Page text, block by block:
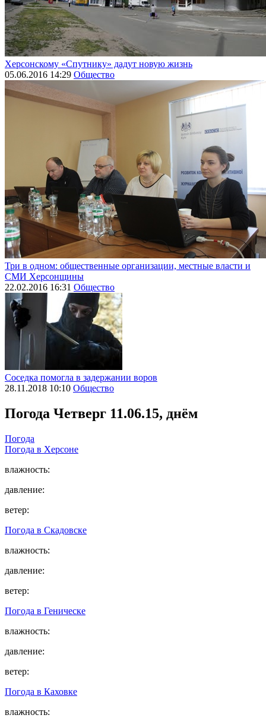
Херсонскому «Спутнику» дадут новую жизнь
05.06.2016 14:29 Общество
Три в одном: общественные организации, местные власти и
СМИ Херсонщины
22.02.2016 16:31 Общество
Соседка помогла в задержании воров
28.11.2018 10:10 Общество
Погода Четверг 11.06.15, днём
Погода
Погода в Херсоне
влажность:
давление:
ветер:
Погода в Скадовске
влажность:
давление:
ветер:
Погода в Геническе
влажность:
давление:
ветер:
Погода в Каховке
влажность: